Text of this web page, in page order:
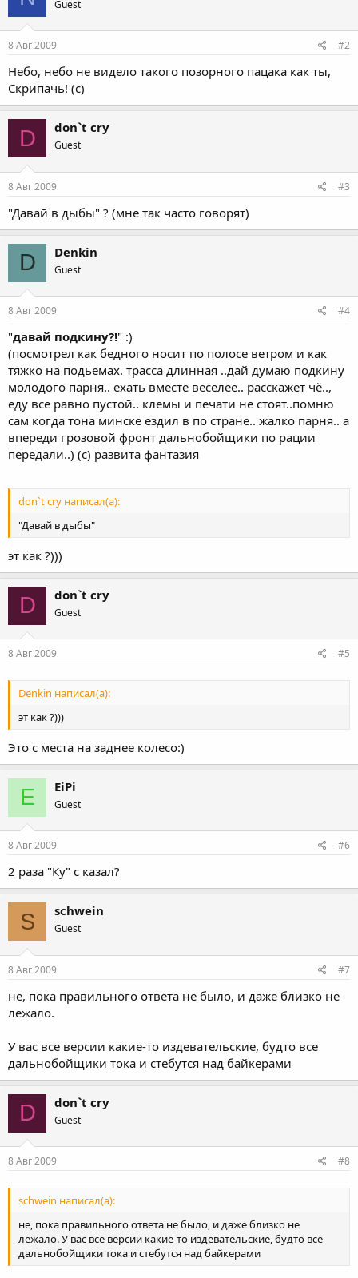
Guest
8 Авг 2009 #2
Небо, небо не видело такого позорного пацака как ты,
Скрипачь! (с)
D don`t cry
Guest
8 Авг 2009 #3
"Давай в дыбы" ? (мне так часто говорят)
D Denkin
Guest
8 Авг 2009 #4
"давай подкину?!" :)
(посмотрел как бедного носит по полосе ветром и как
тяжко на подьемах. трасса длинная ..дай думаю подкину
молодого парня.. ехать вместе веселее.. расскажет чё..,
еду все равно пустой.. клемы и печати не стоят..помню
сам когда тона минске ездил в по стране.. жалко парня.. а
впереди грозовой фронт дальнобойщики по рации
передали..) (с) развита фантазия
don`t cry написал(а):
"Давай в дыбы"
эт как ?)))
D don`t cry
Guest
8 Авг 2009 #5
Denkin написал(а):
эт как ?)))
Это с места на заднее колесо:)
E EiPi
Guest
8 Авг 2009 #6
2 раза "Ку" с казал?
S schwein
Guest
8 Авг 2009 #7
не, пока правильного ответа не было, и даже близко не
лежало.
У вас все версии какие-то издевательские, будто все
дальнобойщики тока и стебутся над байкерами
D don`t cry
Guest
8 Авг 2009 #8
schwein написал(а):
не, пока правильного ответа не было, и даже близко не
лежало. У вас все версии какие-то издевательские, будто все
дальнобойщики тока и стебутся над байкерами